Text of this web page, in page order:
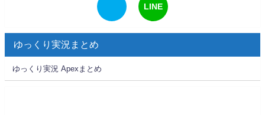
LINE
ゆっくり実況まとめ
ゆっくり実況 Apexまとめ